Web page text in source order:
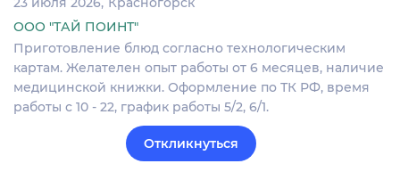
ООО "ТАЙ ПОИНТ"
Приготовление блюд согласно технологическим
картам. Желателен опыт работы от 6 месяцев, наличие
медицинской книжки. Оформление по ТК РФ, время
работы с 10 - 22, график работы 5/2, 6/1.
Откликнуться